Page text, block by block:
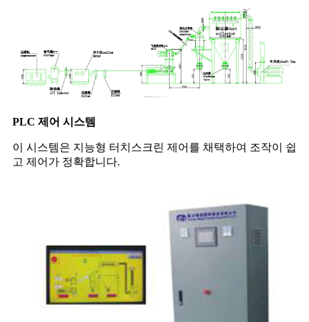
PLC 제어 시스템
이 시스템은 지능형 터치스크린 제어를 채택하여 조작이 쉽
고 제어가 정확합니다.